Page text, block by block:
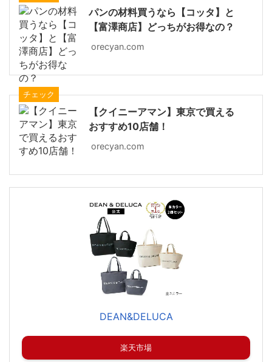
パンの材料買うなら【コッタ】と
【富澤商店】どっちがお得なの？
orecyan.com
チェック
【クイニーアマン】東京で買える
おすすめ10店舗！
orecyan.com
DEAN&DELUCA
楽天市場